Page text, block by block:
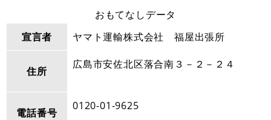
おもてなしデータ
宣言者
ヤマト運輸株式会社 福屋出張所
住所
広島市安佐北区落合南３－２－２４
電話番号
0120-01-9625